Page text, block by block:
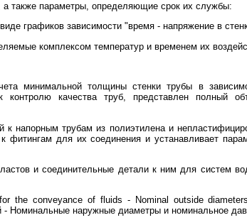
а также параметры, определяющие срок их службы:
графиков зависимости "время - напряжение в
комплексом температур и временем их
минимальной толщины стенки трубы в
контролю качества труб, представлен полный
к напорным трубам из полиэтилена и
фитингам для их соединения и устанавливает
и соединительные детали к ним для систем
the conveyance of fluids - Nominal outside
- Номинальные наружные диаметры и номинальное